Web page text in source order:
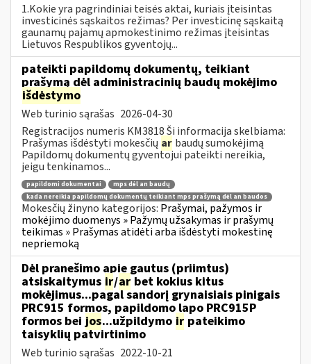
1.Kokie yra pagrindiniai teisės aktai, kuriais įteisintas
investicinės sąskaitos režimas? Per investicinę sąskaitą
gaunamų pajamų apmokestinimo režimas įteisintas
Lietuvos Respublikos gyventojų...
pateikti papildomų dokumentų, teikiant
prašymą dėl administracinių baudų mokėjimo
išdėstymo
Web turinio sąrašas 2026-04-30
Registracijos numeris KM3818 Ši informacija skelbiama:
Prašymas išdėstyti mokesčių ar baudų sumokėjimą
Papildomų dokumentų gyventojui pateikti nereikia,
jeigu tenkinamos...
papildomi dokumentai
mps dėl an baudų
kada nereikia papildomų dokumentų teikiant mps prašymą dėl an baudos
Mokesčių žinyno kategorijos: Prašymai, pažymos ir
mokėjimo duomenys » Pažymų užsakymas ir prašymų
teikimas » Prašymas atidėti arba išdėstyti mokestinę
nepriemoką
Dėl pranešimo apie gautus (priimtus)
atsiskaitymus ir/ar bet kokius kitus
mokėjimus...pagal sandorį grynaisiais pinigais
PRC915 formos, papildomo lapo PRC915P
formos bei jos...užpildymo ir pateikimo
taisyklių patvirtinimo
Web turinio sąrašas 2022-10-21